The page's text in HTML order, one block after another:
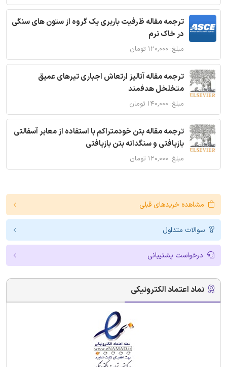
ترجمه مقاله ظرفیت باربری یک گروه از ستون های سنگی
در خاک نرم
مبلغ: ۱۲۰,۰۰۰ تومان
ترجمه مقاله آنالیز ارتعاش اجباری تیرهای عمیق
متخلخل هدفمند
مبلغ: ۱۴۰,۰۰۰ تومان
ترجمه مقاله بتن خودمتراکم با استفاده از معابر آسفالتی
بازیافتی و سنگدانه بتن بازیافتی
مبلغ: ۱۲۰,۰۰۰ تومان
مشاهده خریدهای قبلی
سوالات متداول
درخواست پشتیبانی
نماد اعتماد الکترونیکی